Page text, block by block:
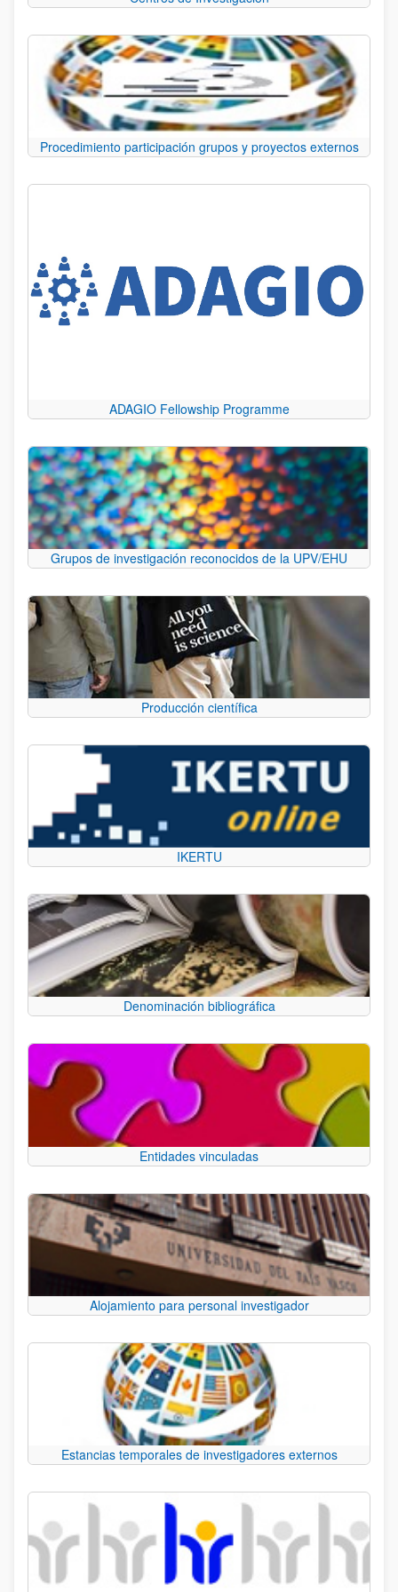
Procedimiento participación grupos y proyectos externos
ADAGIO Fellowship Programme
Grupos de investigación reconocidos de la UPV/EHU
Producción científica
IKERTU
Denominación bibliográfica
Entidades vinculadas
Alojamiento para personal investigador
Estancias temporales de investigadores externos